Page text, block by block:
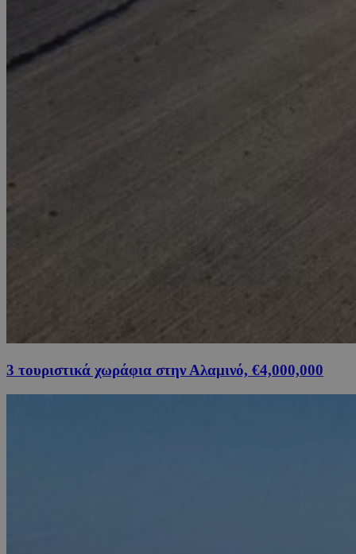
3 τουριστικά χωράφια στην Αλαμινό, €4,000,000